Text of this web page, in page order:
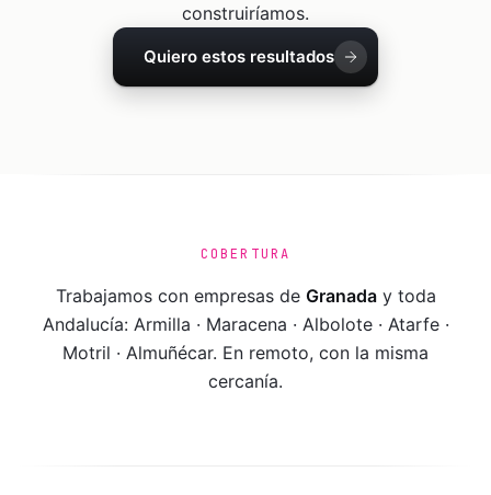
construiríamos.
Quiero estos resultados
COBERTURA
Trabajamos con empresas de Granaday toda
Andalucía: Armilla · Maracena · Albolote · Atarfe ·
Motril · Almuñécar. En remoto, con la misma
cercanía.